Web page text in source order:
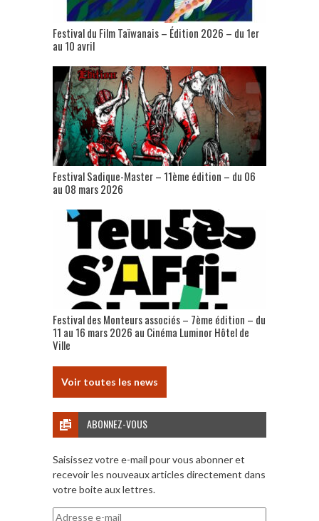
Festival du Film Taïwanais – Édition 2026 – du 1er
au 10 avril
Festival Sadique-Master – 11ème édition – du 06
au 08 mars 2026
Festival des Monteurs associés – 7ème édition – du
11 au 16 mars 2026 au Cinéma Luminor Hôtel de
Ville
Voir toutes les news
ABONNEZ-VOUS
Saisissez votre e-mail pour vous abonner et
recevoir les nouveaux articles directement dans
votre boite aux lettres.
Adresse